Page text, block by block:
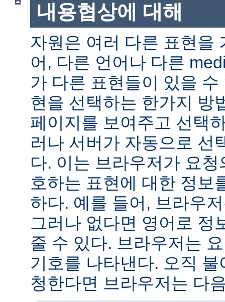
내용협상에 대해
자원은 여러 다른 표현을
어, 다른 언어나 다른
가 다른 표현들이 있을
현을 선택하는 한가지 방
페이지를 보여주고 선택
러나 서버가 자동으로 선
다. 이는 브라우저가 요
호하는 표현에 대한 정보
하다. 예를 들어, 브라우
그러나 없다면 영어로 정
줄 수 있다. 브라우저는
기호를 나타낸다. 오직
청한다면 브라우저는 다